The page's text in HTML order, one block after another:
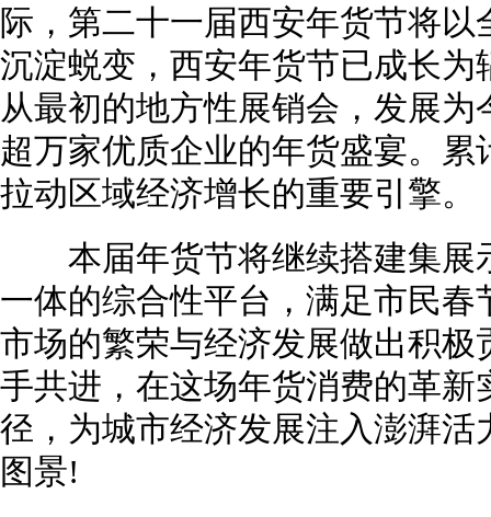
际，第二十一届西安年货节将
沉淀蜕变，西安年货节已成长
从最初的地方性展销会，发展
超万家优质企业的年货盛宴。
拉动区域经济增长的重要引擎。
本届年货节将继续搭建集展
一体的综合性平台，满足市民
市场的繁荣与经济发展做出积
手共进，在这场年货消费的革
径，为城市经济发展注入澎湃
图景!